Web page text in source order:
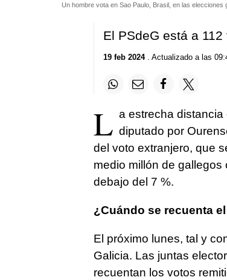
Un hombre vota en Sao Paulo, Brasil, en las elecciones
El PSdeG está a
19 feb 2024. Actualizado a las
L a estrecha distancia
diputado por
del voto extranjero, que
medio millón de
debajo del 7 %.
¿Cuándo se recuenta
El próximo lunes, tal y
Galicia. Las juntas
recuentan los votos